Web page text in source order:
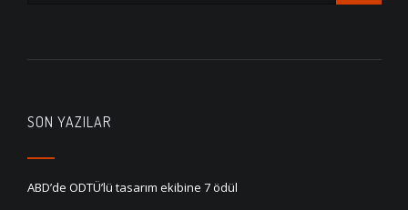
SON YAZILAR
ABD’de ODTÜ’lü tasarım ekibine 7 ödül